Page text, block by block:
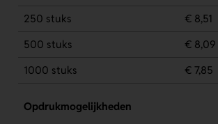
250 stuks
€ 8,51
500 stuks
€ 8,09
1000 stuks
€ 7,85
Opdrukmogelijkheden